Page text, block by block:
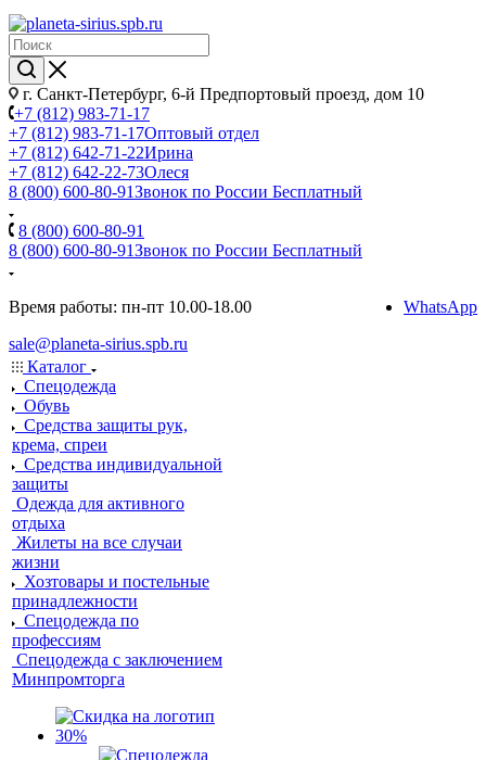
г. Санкт-Петербург, 6-й Предпортовый проезд, дом 10
+7 (812) 983-71-17
+7 (812) 983-71-17Оптовый отдел
+7 (812) 642-71-22Ирина
+7 (812) 642-22-73Олеся
8 (800) 600-80-91Звонок по России Бесплатный
8 (800) 600-80-91
8 (800) 600-80-91Звонок по России Бесплатный
Время работы: пн-пт 10.00-18.00
sale@planeta-sirius.spb.ru
WhatsApp
Каталог
Спецодежда
Обувь
Средства защиты рук,
крема, спреи
Средства индивидуальной
защиты
Одежда для активного
отдыха
Жилеты на все случаи
жизни
Хозтовары и постельные
принадлежности
Спецодежда по
профессиям
Спецодежда с заключением
Минпромторга